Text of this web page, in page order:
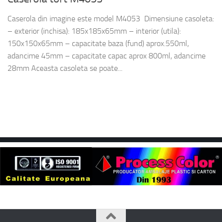
Caserola din imagine este model M4053 Dimensiune casoleta:
– exterior (inchisa): 185x185x65mm – interior (utila):
150x150x65mm – capacitate baza (fund) aprox.550ml,
adancime 45mm – capacitate capac aprox 800ml, adancime
28mm Aceasta casoleta se poate...